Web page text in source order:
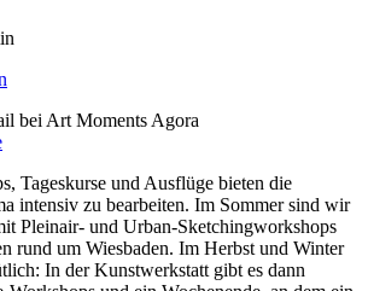
bei Art Moments Agora
Tageskurse und Ausflüge bieten die
intensiv zu bearbeiten. Im Sommer sind wir
Pleinair- und Urban-Sketchingworkshops
rund um Wiesbaden. Im Herbst und Winter
In der Kunstwerkstatt gibt es dann